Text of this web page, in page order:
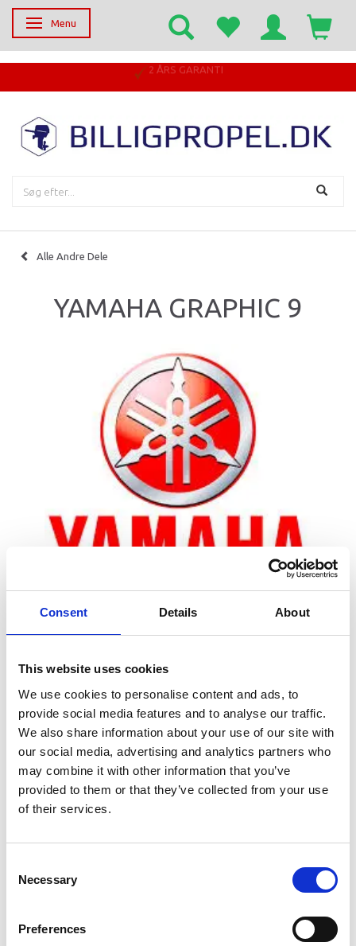
Consent Details About
This website uses cookies
We use cookies to personalise content and ads, to
provide social media features and to analyse our traffic.
We also share information about your use of our site with
our social media, advertising and analytics partners who
may combine it with other information that you’ve
provided to them or that they’ve collected from your use
of their services.
Selection
Necessary
Preferences
Skifte navigation
Menu
2 ÅRS GARANTI
Alle Andre Dele
YAMAHA GRAPHIC 9
Leveringstid er 5-6 dag(e)
Model/varenr.: F0VU417K2100
856,88 DKK
Læg i kurv
Vi oplever i øjeblikket store og hyppige prisændringer i markedet.
Derfor kan der i enkelte tilfælde være produkter, som ikke kan